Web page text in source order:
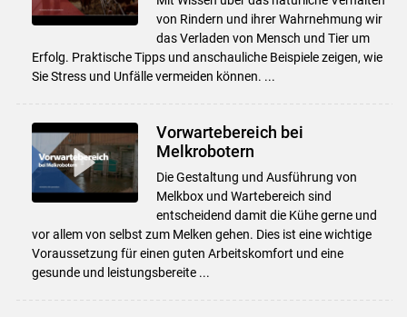
von Rindern und ihrer Wahrnehmung wir
das Verladen von Mensch und Tier um
Erfolg. Praktische Tipps und anschauliche Beispiele zeigen, wie
Sie Stress und Unfälle vermeiden können. ...
Vorwartebereich bei
Melkrobotern
Die Gestaltung und Ausführung von
Melkbox und Wartebereich sind
entscheidend damit die Kühe gerne und
vor allem von selbst zum Melken gehen. Dies ist eine wichtige
Voraussetzung für einen guten Arbeitskomfort und eine
gesunde und leistungsbereite ...